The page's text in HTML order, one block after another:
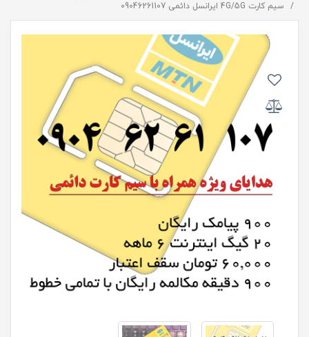
سیم کارت 4G/5G ایرانسل دائمی 09046261107